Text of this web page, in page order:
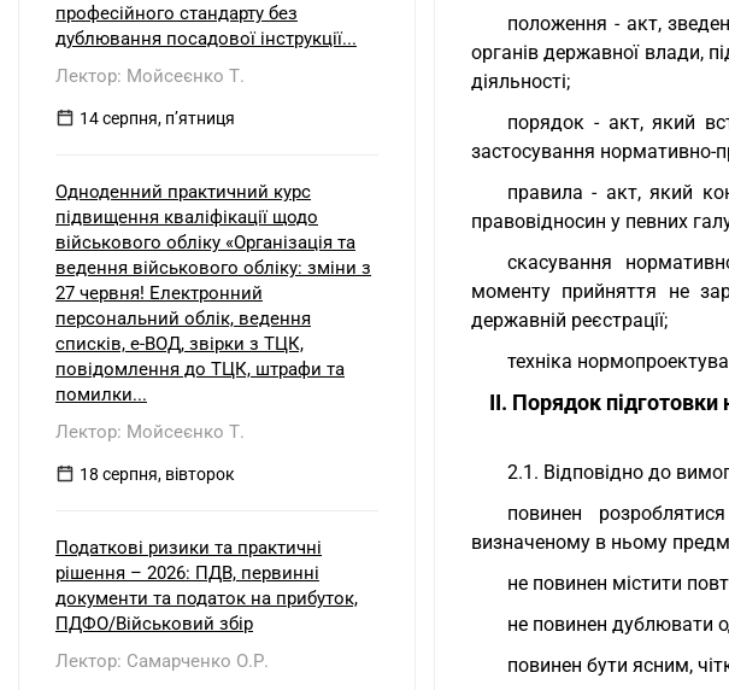
положення - акт,
органів державної влади,
діяльності;
порядок - акт, який
застосування нормативно-
правила - акт, який
правовідносин у певних
скасування
моменту прийняття не
державній реєстрації;
техніка
II. Порядок
2.1. Відповідно до
повинен
визначеному в ньому
не повинен містити
не повинен дублювати
повинен бути ясним,
професійного стандарту без
дублювання посадової інструкції...
Лектор: Мойсеєнко Т.
14 серпня, пʼятниця
Одноденний практичний курс
підвищення кваліфікації щодо
військового обліку «Організація та
ведення військового обліку: зміни з
27 червня! Електронний
персональний облік, ведення
списків, е-ВОД, звірки з ТЦК,
повідомлення до ТЦК, штрафи та
помилки...
Лектор: Мойсеєнко Т.
18 серпня, вівторок
Податкові ризики та практичні
рішення – 2026: ПДВ, первинні
документи та податок на прибуток,
ПДФО/Військовий збір
Лектор: Самарченко О.Р.